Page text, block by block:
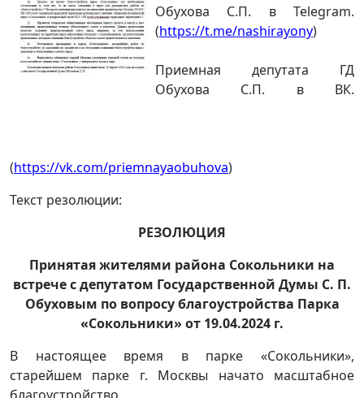
Обухова С.П. в Telegram.
(https://t.me/nashirayony)
Приемная депутата ГД
Обухова С.П. в ВК.
(https://vk.com/priemnayaobuhova)
Текст резолюции:
РЕЗОЛЮЦИЯ
Принятая жителями района Сокольники на
встрече с депутатом Государственной Думы С. П.
Обуховым по вопросу благоустройства Парка
«Сокольники» от 19.04.2024 г.
В настоящее время в парке «Сокольники»,
старейшем парке г. Москвы начато масштабное